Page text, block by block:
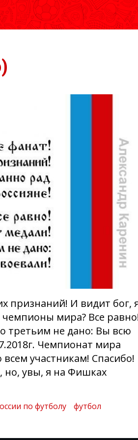
признаний! И видит бог,
чемпионы мира? Все
третьим не дано: Вы всю
Чемпионат мира
всем участникам! Спасибо!
но, увы, я на Фишках
по футболу
футбол